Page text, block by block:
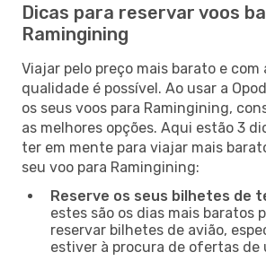
Dicas para reservar voos
Ramingining
Viajar pelo preço mais barato e com
qualidade é possível. Ao usar a
os seus voos para Ramingining,
as melhores opções. Aqui estão 3
ter em mente para viajar mais
seu voo para Ramingining:
Reserve os seus bilhetes de
estes são os dias mais baratos
reservar bilhetes de avião,
estiver à procura de ofertas de